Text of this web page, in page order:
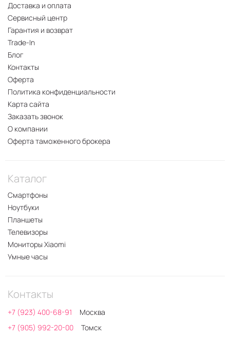
Доставка и оплата
Сервисный центр
Гарантия и возврат
Trade-In
Блог
Контакты
Оферта
Политика конфиденциальности
Карта сайта
Заказать звонок
О компании
Оферта таможенного брокера
Каталог
Смартфоны
Ноутбуки
Планшеты
Телевизоры
Мониторы Xiaomi
Умные часы
Контакты
+7 (923) 400-68-91
Москва
+7 (905) 992-20-00
Томск